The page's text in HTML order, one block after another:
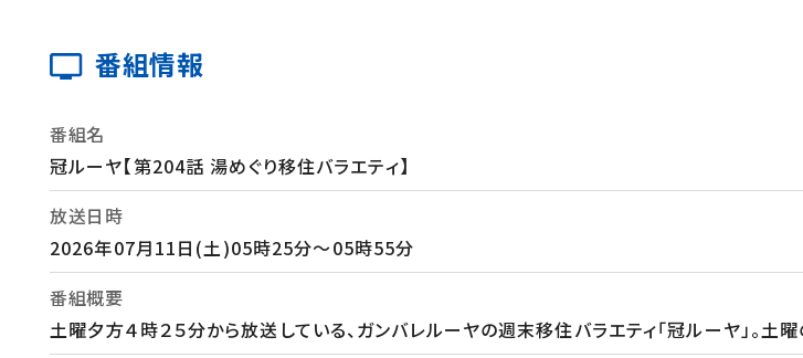
番組情報
番組名
冠ルーヤ【第204話 湯めぐり移住バラエティ】
放送日時
2026年07月11日(土)05時25分～05時55分
番組概要
土曜夕方４時２５分から放送している、ガンバレルーヤの週末移住バラエティ「冠ルーヤ」。